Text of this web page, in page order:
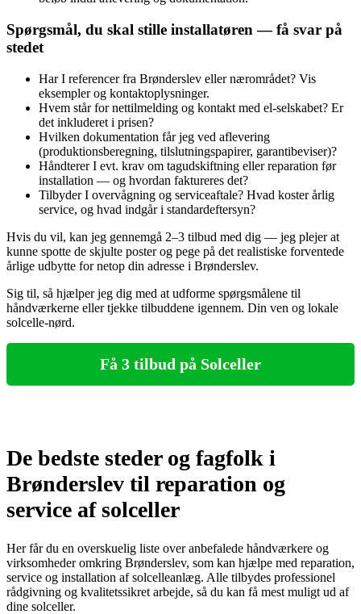
Spørgsmål, du skal stille installatøren — få svar på
stedet
Har I referencer fra Brønderslev eller nærområdet? Vis
eksempler og kontaktoplysninger.
Hvem står for nettilmelding og kontakt med el‑selskabet? Er
det inkluderet i prisen?
Hvilken dokumentation får jeg ved aflevering
(produktionsberegning, tilslutningspapirer, garantibeviser)?
Håndterer I evt. krav om tagudskiftning eller reparation før
installation — og hvordan faktureres det?
Tilbyder I overvågning og serviceaftale? Hvad koster årlig
service, og hvad indgår i standardeftersyn?
Hvis du vil, kan jeg gennemgå 2–3 tilbud med dig — jeg plejer at
kunne spotte de skjulte poster og pege på det realistiske forventede
årlige udbytte for netop din adresse i Brønderslev.
Sig til, så hjælper jeg dig med at udforme spørgsmålene til
håndværkerne eller tjekke tilbuddene igennem. Din ven og lokale
solcelle‑nørd.
Få 3 tilbud på Solceller
De bedste steder og fagfolk i
Brønderslev til reparation og
service af solceller
Her får du en overskuelig liste over anbefalede håndværkere og
virksomheder omkring Brønderslev, som kan hjælpe med reparation,
service og installation af solcelleanlæg. Alle tilbydes professionel
rådgivning og kvalitetssikret arbejde, så du kan få mest muligt ud af
dine solceller.